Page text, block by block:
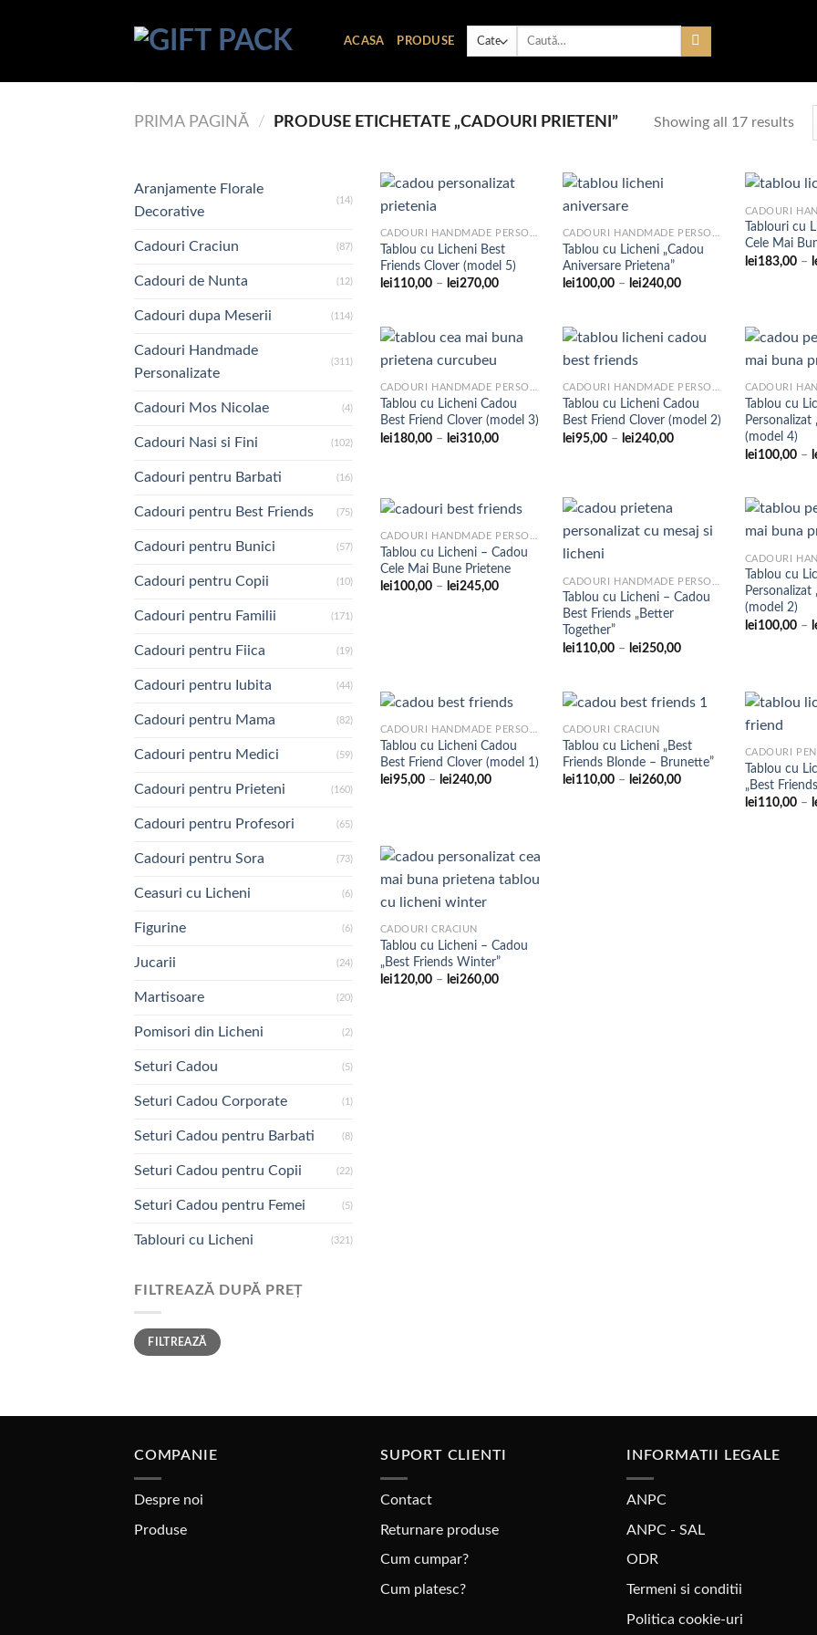
ACASA PRODUSE
Caută
PRIMA PAGINĂ / PRODUSE ETICHETATE „CADOURI PRIETENI” Showing all 17 results
Aranjamente Florale
Decorative
(14)
Cadouri Craciun (87)
Cadouri de Nunta (12)
Cadouri dupa Meserii (114)
Cadouri Handmade
Personalizate
(311)
Cadouri Mos Nicolae (4)
Cadouri Nasi si Fini (102)
Cadouri pentru Barbati (16)
Cadouri pentru Best Friends (75)
Cadouri pentru Bunici (57)
Cadouri pentru Copii (10)
Cadouri pentru Familii (171)
Cadouri pentru Fiica (19)
Cadouri pentru Iubita (44)
Cadouri pentru Mama (82)
Cadouri pentru Medici (59)
Cadouri pentru Prieteni (160)
Cadouri pentru Profesori (65)
Cadouri pentru Sora (73)
Ceasuri cu Licheni (6)
Figurine (6)
Jucarii (24)
Martisoare (20)
Pomisori din Licheni (2)
Seturi Cadou (5)
Seturi Cadou Corporate (1)
Seturi Cadou pentru Barbati (8)
Seturi Cadou pentru Copii (22)
Seturi Cadou pentru Femei (5)
Tablouri cu Licheni (321)
FILTREAZĂ DUPĂ PREȚ
Preț
minim
Preț
maximFILTREAZĂ
Adaugare
la
favorite
Tablou cu Licheni Best
Friends Clover (model 5)
lei110,00 – lei270,00Interval
până
la
Adaugare
favorite
Tablou cu Licheni „Cadou
Aniversare Prietena”
lei100,00 – lei240,00Interval
până
la
Tablouri cu
Cele Mai
lei183,00 –
Adaugare
la
favorite
CADOURI HANDMADE PERSONALIZATE
Tablou cu Licheni Cadou
Best Friend Clover (model 3)
lei180,00 – lei310,00Interval
lei310,00
Adaugare
la
favorite
CADOURI HANDMADE PERSONALIZATE
Tablou cu Licheni Cadou
Best Friend Clover (model 2)
lei95,00 – lei240,00Interval
Tablou cu
Personalizat
(model 4)
lei100,00 –
Adaugare
Tablou cu Licheni – Cadou
Cele Mai Bune Prietene
lei100,00 – lei245,00Interval
Adaugare
la
Tablou cu Licheni – Cadou
Best Friends „Better
Together”
lei110,00 – lei250,00Interval
până
la
Tablou cu
Personalizat
(model 2)
lei100,00 –
Adaugare
Tablou cu Licheni Cadou
Best Friend Clover (model 1)
lei95,00 – lei240,00Interval
lei240,00
Adaugare
CADOURI CRACIUN
Tablou cu Licheni „Best
Friends Blonde – Brunette”
lei110,00 – lei260,00Interval
Tablou cu
„Best
lei110,00 –
la
favorite
CADOURI CRACIUN
Tablou cu Licheni – Cadou
„Best Friends Winter”
lei120,00 – lei260,00Interval
COMPANIE
Despre noi
Produse
SUPORT CLIENTI
Contact
Returnare produse
Cum cumpar?
Cum platesc?
INFORMATII LEGALE
ANPC
ANPC - SAL
ODR
Termeni si conditii
Politica cookie-uri